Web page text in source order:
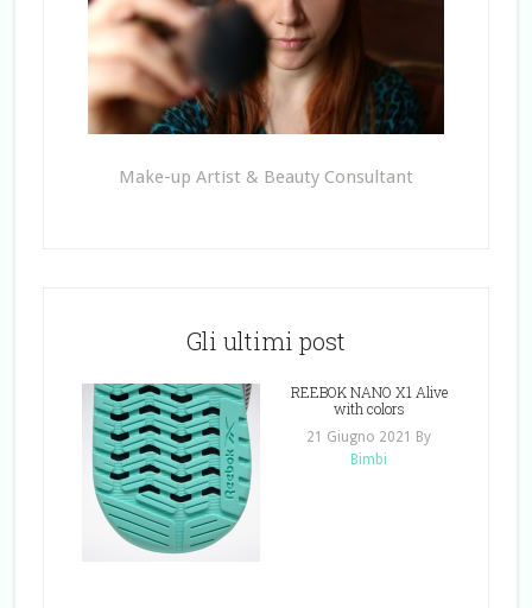
Make-up Artist & Beauty Consultant
Gli ultimi post
REEBOK NANO X1 Alive
with colors
21 Giugno 2021
By
Bimbi